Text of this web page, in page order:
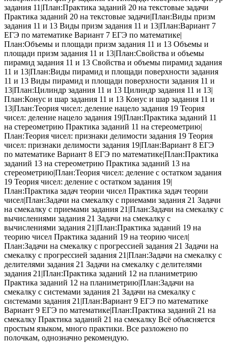
задания 11|План:Практика заданий 20 на текстовые задачи
Практика заданий 20 на текстовые задачи|План:Виды призм
задания 11 и 13 Виды призм задания 11 и 13|План:Вариант 7
ЕГЭ по математике Вариант 7 ЕГЭ по математике|
План:Объемы и площади призм задания 11 и 13 Объемы и
площади призм задания 11 и 13|План:Свойства и объемы
пирамид задания 11 и 13 Свойства и объемы пирамид задания
11 и 13|План:Виды пирамид и площади поверхности задания
11 и 13 Виды пирамид и площади поверхности задания 11 и
13|План:Цилиндр задания 11 и 13 Цилиндр задания 11 и 13|
План:Конус и шар задания 11 и 13 Конус и шар задания 11 и
13|План:Теория чисел: деление нацело задания 19 Теория
чисел: деление нацело задания 19|План:Практика заданий 11
на стереометрию Практика заданий 11 на стереометрию|
План:Теория чисел: признаки делимости задания 19 Теория
чисел: признаки делимости задания 19|План:Вариант 8 ЕГЭ
по математике Вариант 8 ЕГЭ по математике|План:Практика
заданий 13 на стереометрию Практика заданий 13 на
стереометрию|План:Теория чисел: деление с остатком задания
19 Теория чисел: деление с остатком задания 19|
План:Практика задач теории чисел Практика задач теории
чисел|План:Задачи на смекалку с приемами задания 21 Задачи
на смекалку с приемами задания 21|План:Задачи на смекалку с
вычислениями задания 21 Задачи на смекалку с
вычислениями задания 21|План:Практика заданий 19 на
теорию чисел Практика заданий 19 на теорию чисел|
План:Задачи на смекалку с прогрессией задания 21 Задачи на
смекалку с прогрессией задания 21|План:Задачи на смекалку с
делителями задания 21 Задачи на смекалку с делителями
задания 21|План:Практика заданий 12 на планиметрию
Практика заданий 12 на планиметрию|План:Задачи на
смекалку с системами задания 21 Задачи на смекалку с
системами задания 21|План:Вариант 9 ЕГЭ по математике
Вариант 9 ЕГЭ по математике|План:Практика заданий 21 на
смекалку Практика заданий 21 на смекалку Всё объясняется
простым языком, много практики. Все разложено по
полочкам, однозначно рекомендую.